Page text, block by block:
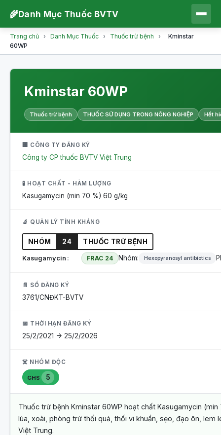
🌾Danh Mục Thuốc BVTV
Trang chủ › Danh Mục Thuốc › Thuốc trừ bệnh ›
Kminstar
60WP
Kminstar 60WP
Thuốc trừ bệnh THUỐC SỬ DỤNG TRONG NÔNG NGHIỆP Hết
🏢 CÔNG TY ĐĂNG KÝ
Công ty CP thuốc BVTV Việt Trung
🧪 HOẠT CHẤT - HÀM LƯỢNG
Kasugamycin (min 70 %) 60 g/kg
🔬 QUẢN LÝ TÍNH KHÁNG
NHÓM 24 THUỐC TRỪ BỆNH
Kasugamycin FRAC 24 Nhóm: Hexopyranosyl antibiotics
📄 SỐ ĐĂNG KÝ
3761/CNĐKT-BVTV
📅 THỜI HẠN ĐĂNG KÝ
25/2/2021 -> 25/2/2026
☠️ NHÓM ĐỘC
GHS 5
Thuốc trừ bệnh Kminstar 60WP hoạt chất Kasugamycin
lúa, xoài, phòng trừ thối quả, thối vi khuẩn, sẹo, đạo ôn, lem
Việt Trung.